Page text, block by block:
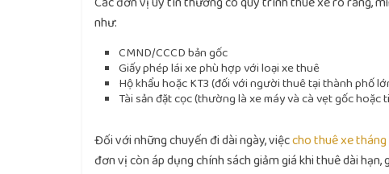
như:
CMND/CCCD bản gốc
Giấy phép lái xe phù hợp với loại xe thuê
Hộ khẩu hoặc KT3 (đối với người thuê tại thành phố
Tài sản đặt cọc (thường là xe máy và cà vẹt gốc hoặc
Đối với những chuyến đi dài ngày, việccho thuê xe tháng
đơn vị còn áp dụng chính sách giảm giá khi thuê dài